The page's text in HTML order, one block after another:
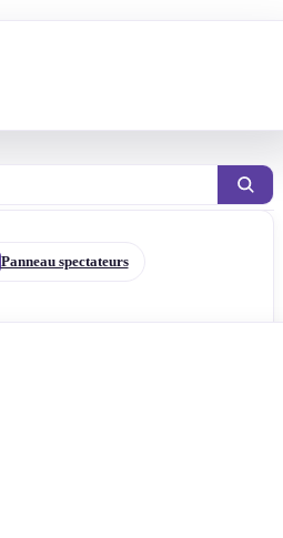
Panneau spectateurs